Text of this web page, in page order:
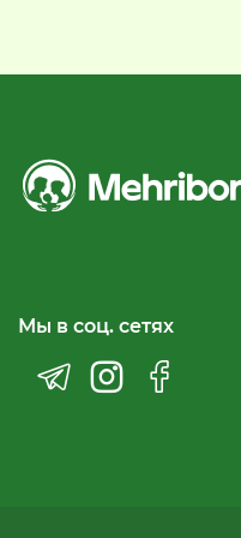
Мы в соц. сетях